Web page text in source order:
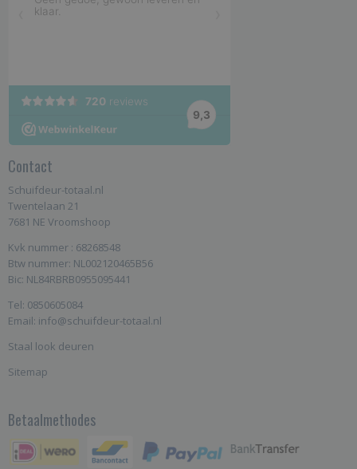
Contact
Schuifdeur-totaal.nl
Twentelaan 21
7681 NE Vroomshoop
Kvk nummer : 68268548
Btw nummer: NL002120465B56
Bic: NL84RBRB0955095441
Tel: 0850605084
Email: info@schuifdeur-totaal.nl
Staal look deuren
Sitemap
Betaalmethodes